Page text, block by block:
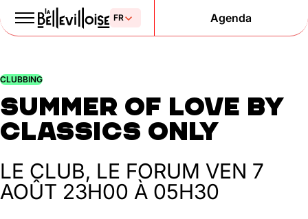
Le Paris
de la liberté
depuis 1877
Agenda
CLUBBING
Summer of Love by
Classics Only
LE CLUB, LE FORUM VEN 7
AOÛT 23H00 À 05H30